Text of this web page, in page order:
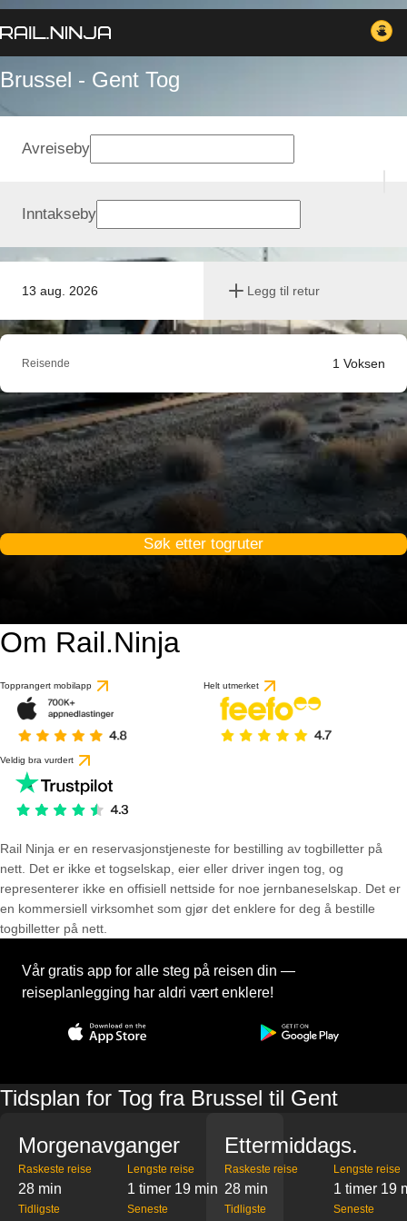
Brussel - Gent Tog
13 aug. 2026 Legg til retur
Avreiseby
Inntakseby
Reisende 1 Voksen
Søk etter togruter
Om Rail.Ninja
Topprangert mobilapp Helt utmerket
Veldig bra vurdert
Rail Ninja er en reservasjons­tjeneste for bestilling av togbilletter på
nett. Det er ikke et togselskap, eier eller driver ingen tog, og
representerer ikke en offisiell nettside for noe jernbaneselskap. Det er
en kommersiell virksomhet som gjør det enklere for deg å bestille
togbilletter på nett.
Vår gratis app for alle steg på reisen din —
reiseplanlegging har aldri vært enklere!
Tidsplan for Tog fra Brussel til Gent
Morgenavganger
Raskeste reise
28 min
Lengste reise
1 timer 19 min
Tidligste Seneste
Ettermiddags.
Raskeste reise
28 min
Lengste reise
1 timer 19
Tidligste Seneste